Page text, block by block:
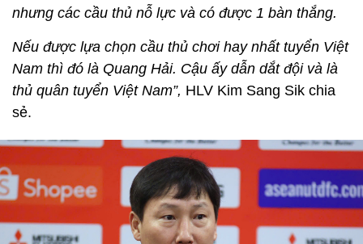
nhưng các cầu thủ nỗ lực và có được 1 bàn thắng.
Nếu được lựa chọn cầu thủ chơi hay nhất tuyển Việt
Nam thì đó là Quang Hải. Cậu ấy dẫn dắt đội và là
thủ quân tuyển Việt Nam”, HLV Kim Sang Sik chia
sẻ.